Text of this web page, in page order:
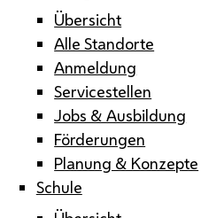
Übersicht
Alle Standorte
Anmeldung
Servicestellen
Jobs & Ausbildung
Förderungen
Planung & Konzepte
Schule